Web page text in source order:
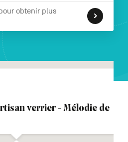
obtenir plus
verrier - Mélodie de